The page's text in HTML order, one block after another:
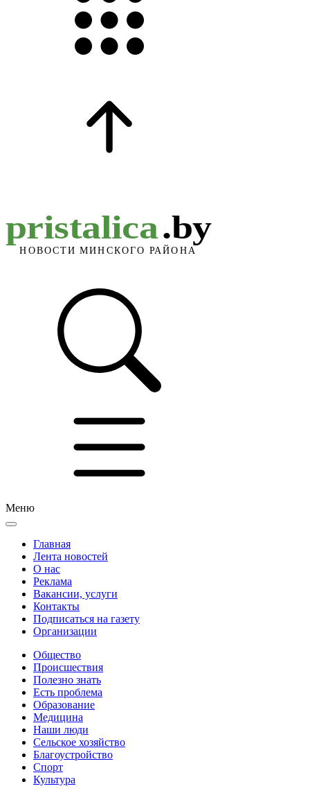
Меню
Главная
Лента новостей
О нас
Реклама
Вакансии, услуги
Контакты
Подписаться на газету
Организации
Общество
Происшествия
Полезно знать
Есть проблема
Образование
Медицина
Наши люди
Сельское хозяйство
Благоустройство
Спорт
Культура